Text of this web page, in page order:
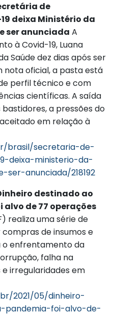
de
deixa Ministério da
ser anunciada A
à Covid-19, Luana
Saúde dez dias após ser
nota oficial, a pasta está
perfil técnico e com
científicas. A saída
a pressões do
em relação à
brasil/secretaria-de-
deixa-ministerio-da-
anunciada/218192
destinado ao
de 77 operações
realiza uma série de
de insumos e
o enfrentamento da
falha na
irregularidades em
2021/05/dinheiro-
pandemia-foi-alvo-de-